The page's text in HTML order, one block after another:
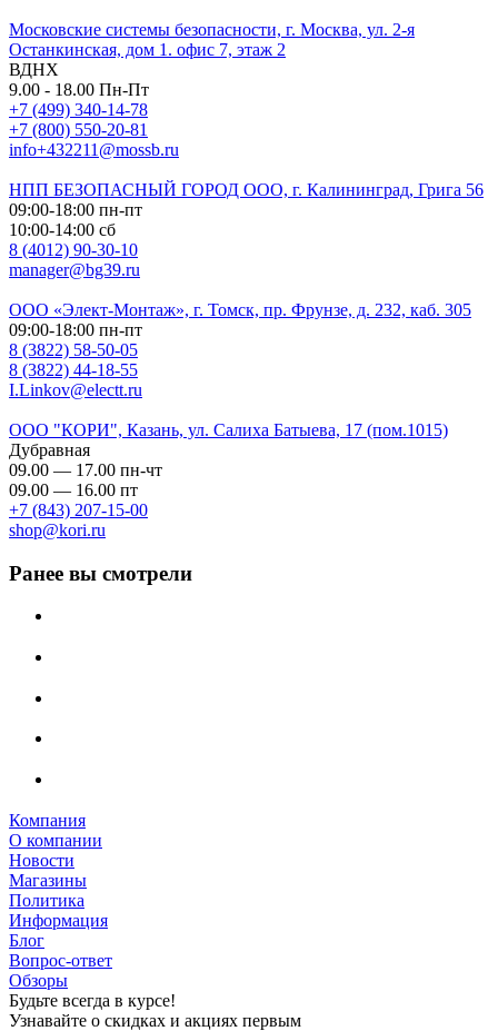
Московские системы безопасности, г. Москва, ул. 2-я
Останкинская, дом 1. офис 7, этаж 2
ВДНХ
9.00 - 18.00 Пн-Пт
+7 (499) 340-14-78
+7 (800) 550-20-81
info+432211@mossb.ru
НПП БЕЗОПАСНЫЙ ГОРОД ООО, г. Калининград, Грига 56
09:00-18:00 пн-пт
10:00-14:00 сб
8 (4012) 90-30-10
manager@bg39.ru
ООО «Элект-Монтаж», г. Томск, пр. Фрунзе, д. 232, каб. 305
09:00-18:00 пн-пт
8 (3822) 58-50-05
8 (3822) 44-18-55
I.Linkov@electt.ru
ООО "КОРИ", Казань, ул. Салиха Батыева, 17 (пом.1015)
Дубравная
09.00 — 17.00 пн-чт
09.00 — 16.00 пт
+7 (843) 207-15-00
shop@kori.ru
Ранее вы смотрели
Компания
О компании
Новости
Магазины
Политика
Информация
Блог
Вопрос-ответ
Обзоры
Будьте всегда в курсе!
Узнавайте о скидках и акциях первым